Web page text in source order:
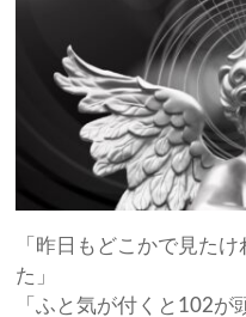
「昨日もどこかで見た
た」
「ふと気が付くと102が